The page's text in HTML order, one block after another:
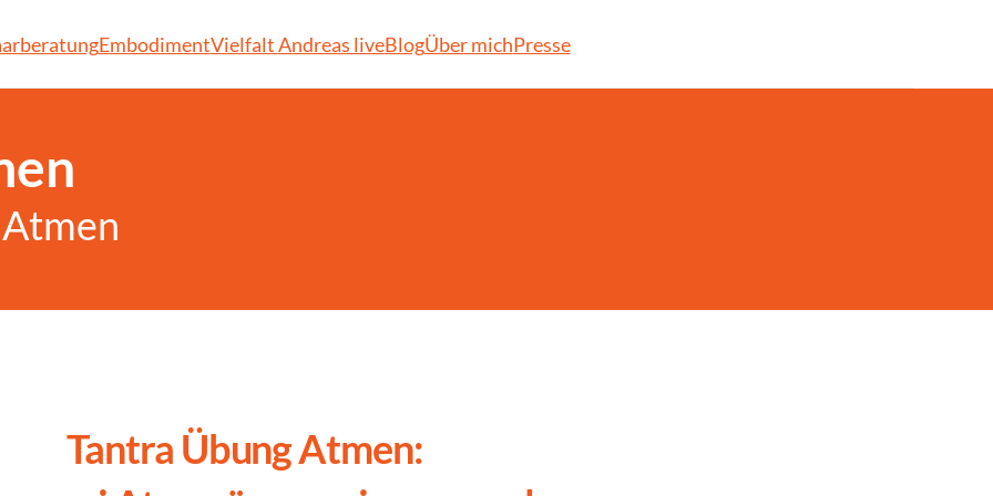
EmbodimentVielfalt Andreas liveBlogÜber michPresse
Tantra Übung Atmen: